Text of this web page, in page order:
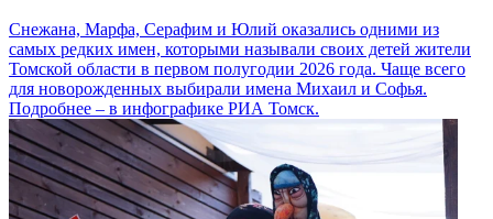
Снежана, Марфа, Серафим и Юлий оказались одними из
самых редких имен, которыми называли своих детей жители
Томской области в первом полугодии 2026 года. Чаще всего
для новорожденных выбирали имена Михаил и Софья.
Подробнее – в инфографике РИА Томск.